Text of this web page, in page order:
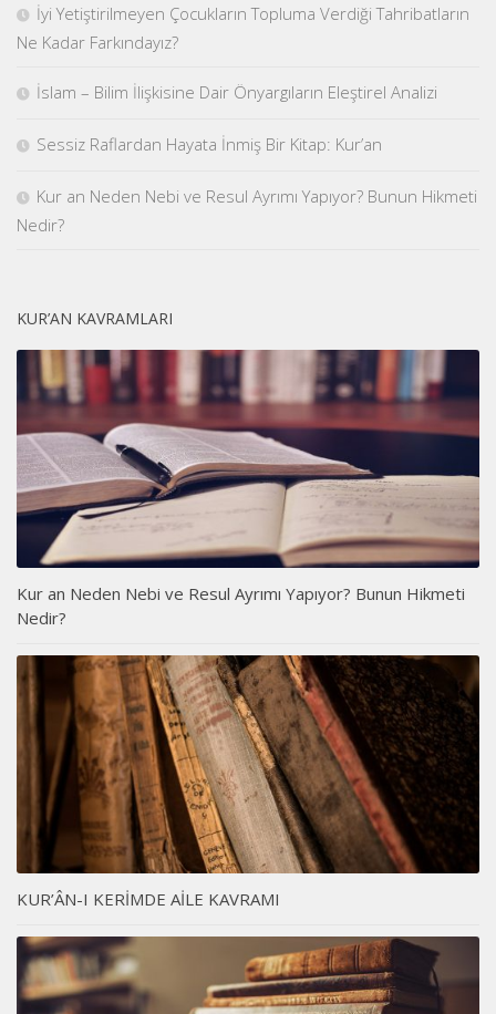
İyi Yetiştirilmeyen Çocukların Topluma Verdiği Tahribatların
Ne Kadar Farkındayız?
İslam – Bilim İlişkisine Dair Önyargıların Eleştirel Analizi
Sessiz Raflardan Hayata İnmiş Bir Kitap: Kur’an
Kur an Neden Nebi ve Resul Ayrımı Yapıyor? Bunun Hikmeti
Nedir?
KUR’AN KAVRAMLARI
Kur an Neden Nebi ve Resul Ayrımı Yapıyor? Bunun Hikmeti
Nedir?
KUR’ÂN-I KERİMDE AİLE KAVRAMI